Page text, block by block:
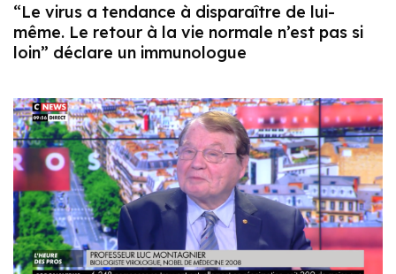
“Le virus a tendance à disparaître de lui-
même. Le retour à la vie normale n’est pas si
loin” déclare un immunologue